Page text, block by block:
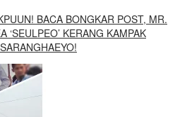
BACA BONGKAR POST, MR.
‘SEULPEO’ KERANG KAMPAK